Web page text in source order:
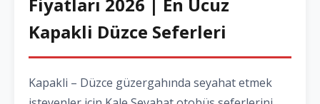
Fiyatları 2026 | En Ucuz
Kapakli Düzce Seferleri
Kapakli – Düzce güzergahında seyahat etmek